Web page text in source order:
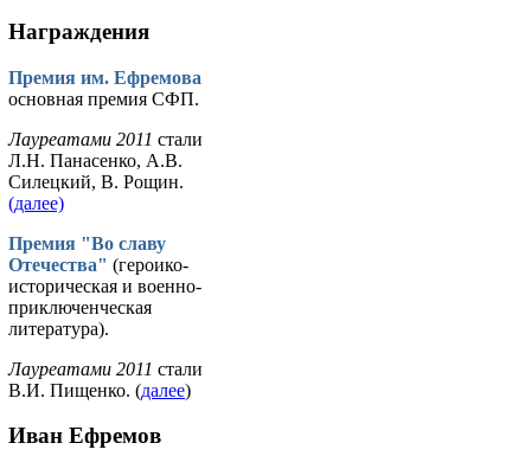
Награждения
Премия им. Ефремова
основная премия СФП.
Лауреатами 2011 стали
Л.Н. Панасенко, А.В.
Силецкий, В. Рощин.
(далее)
Премия "Во славу
Отечества" (героико-
историческая и военно-
приключенческая
литература).
Лауреатами 2011 стали
В.И. Пищенко. (далее)
Иван Ефремов